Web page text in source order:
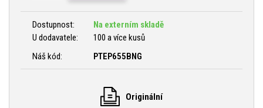
Dostupnost:
Na externím skladě
U dodavatele:
100 a více kusů
Náš kód:
PTEP655BNG
Originální